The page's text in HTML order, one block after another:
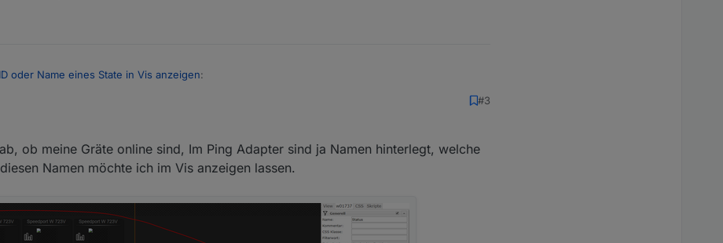
ID oder Name eines State in Vis anzeigen:
die ID oder den Namen eines State in Vis anzuzeigen?
du den Namen als Fähnchen anzeigen lassen.
#3
ob meine Gräte online sind, Im Ping Adapter sind ja Namen hinterlegt, welche
Namen möchte ich im Vis anzeigen lassen.